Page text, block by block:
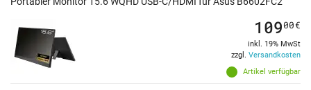
Artikel verfügbar
10900€
inkl. 19% MwSt
zzgl. Versandkosten